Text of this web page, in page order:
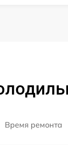
Время ремонта